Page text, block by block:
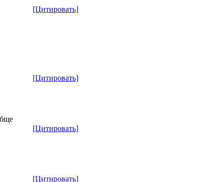
[Цитировать]
[Цитировать]
[Цитировать]
[Цитировать]